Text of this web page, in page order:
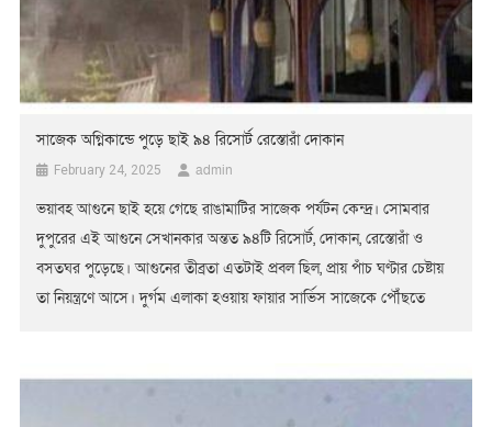
সাজেক অগ্নিকান্ডে পুড়ে ছাই ৯৪ রিসোর্ট রেস্তোরাঁ দোকান
February 24, 2025 admin
ভয়াবহ আগুনে ছাই হয়ে গেছে রাঙামাটির সাজেক পর্যটন কেন্দ্র। সোমবার
দুপুরের এই আগুনে সেখানকার অন্তত ৯৪টি রিসোর্ট, দোকান, রেস্তোরাঁ ও
বসতঘর পুড়েছে। আগুনের তীব্রতা এতটাই প্রবল ছিল, প্রায় পাঁচ ঘণ্টার চেষ্টায়
তা নিয়ন্ত্রণে আসে। দুর্গম এলাকা হওয়ায় ফায়ার সার্ভিস সাজেকে পৌঁছতে